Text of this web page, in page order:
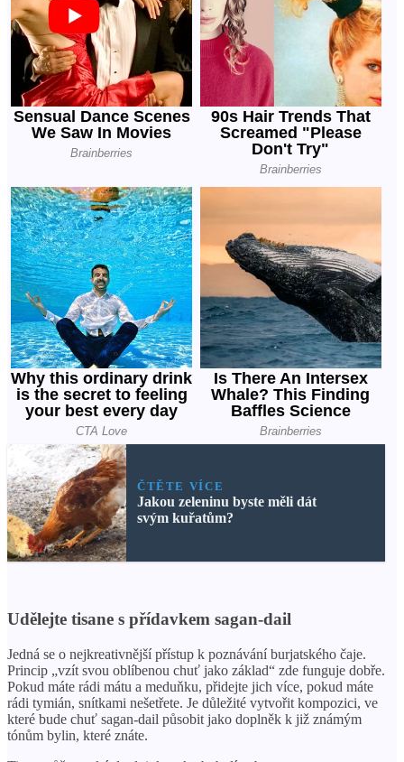
ČTĚTE VÍCE
Jakou zeleninu byste měli dát
svým kuřatům?
Udělejte tisane s přídavkem sagan-dail
Jedná se o nejkreativnější přístup k poznávání burjatského čaje.
Princip „vzít svou oblíbenou chuť jako základ“ zde funguje dobře.
Pokud máte rádi mátu a meduňku, přidejte jich více, pokud máte
rádi tymián, snítkami nešetřete. Je důležité vytvořit kompozici, ve
které bude chuť sagan-dail působit jako doplněk k již známým
tónům bylin, které znáte.